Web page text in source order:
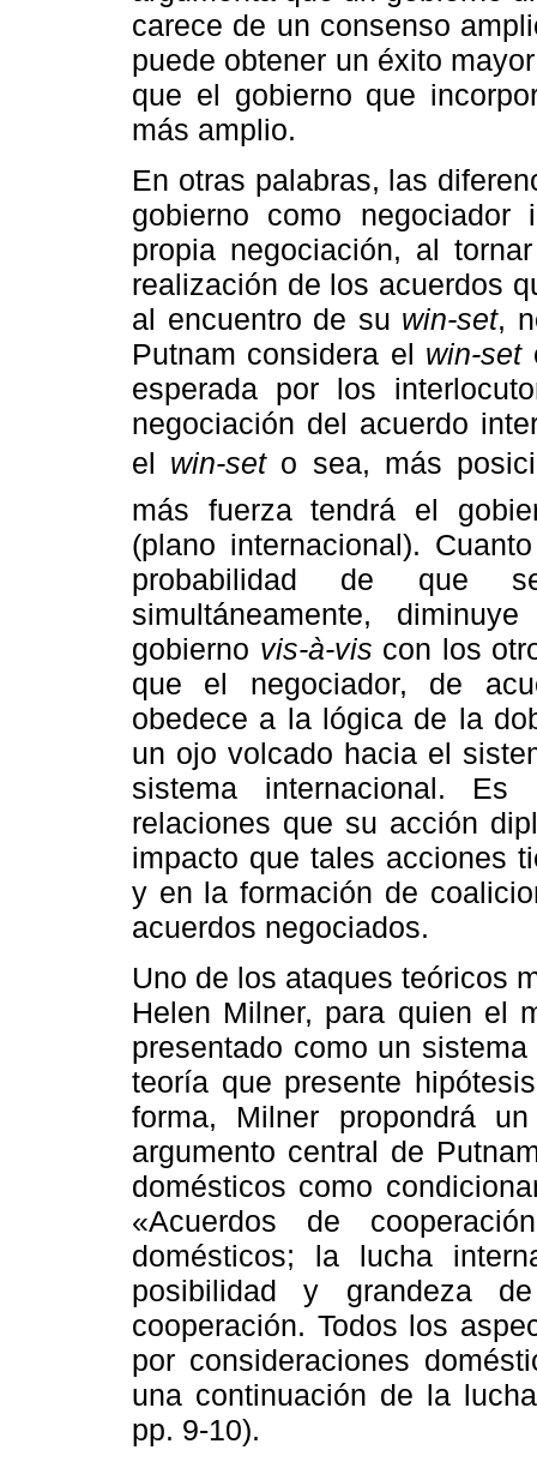
carece de un consenso
puede obtener un éxito
que el gobierno que
más amplio.
En otras palabras, las
gobierno como
propia negociación, al
realización de los acuerdos
al encuentro de su win-set,
Putnam considera el win-set
esperada por los
negociación del acuerdo
el win-seto sea, más
más fuerza tendrá el
(plano internacional).
probabilidad de que
simultáneamente,
gobierno vis-à-vis con los
que el negociador, de
obedece a la lógica de la
un ojo volcado hacia el
sistema internacional. Es
relaciones que su acción
impacto que tales acciones
y en la formación de
acuerdos negociados.
Uno de los ataques teóricos
Helen Milner, para quien el
presentado como un
teoría que presente
forma, Milner propondrá
argumento central de
domésticos como
«Acuerdos de
domésticos; la lucha
posibilidad y grandeza
cooperación. Todos los
por consideraciones
una continuación de la
pp. 9-10).